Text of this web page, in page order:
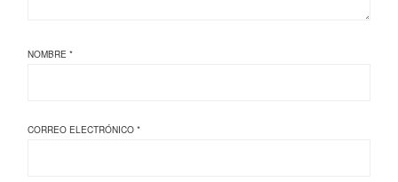
NOMBRE*
CORREO ELECTRÓNICO*